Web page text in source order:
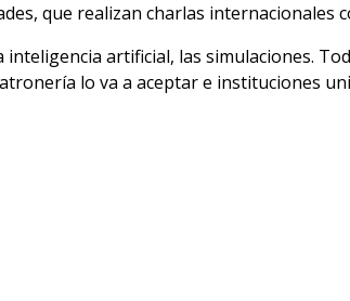
que realizan charlas internacionales
artificial, las simulaciones.
lo va a aceptar e instituciones